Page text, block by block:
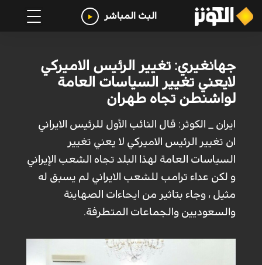
البث المباشر
جهانغيري: تغيير الرئيس الاميركي
لايعني تغيير السياسات العامة
لواشنطن تجاه طهران
ايران _ الكوثر: قال النائب الأول للرئيس الايراني
ان تغيير الرئيس الاميركي لا يعني تغيير
السياسات العامة لهذا البلد تجاه الشعب الإيراني
و لكن عداء ترامب للشعب الايراني لم يسبق له
مثيل ، وجاء بتاثير من ايحاءات الصهاينة
والسعوديين والجماعات المتطرفة.